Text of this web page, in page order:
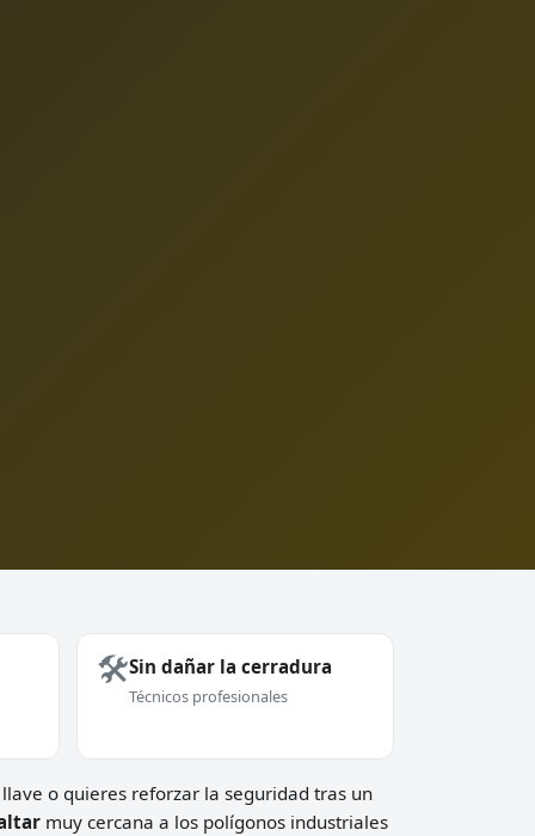
🛠️Sin dañar la cerradura
Técnicos profesionales
o quieres reforzar la seguridad tras un
muy cercana a los polígonos industriales